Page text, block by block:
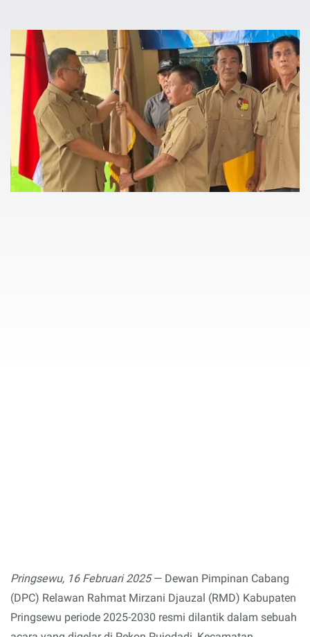
Pringsewu, 16 Februari 2025— Dewan Pimpinan Cabang
(DPC) Relawan Rahmat Mirzani Djauzal (RMD) Kabupaten
Pringsewu periode 2025-2030 resmi dilantik dalam sebuah